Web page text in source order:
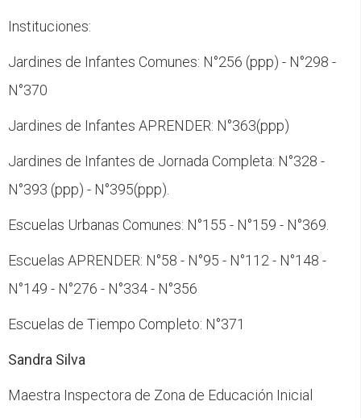
Instituciones:
Jardines de Infantes Comunes: N°256 (ppp) - N°298 -
N°370
Jardines de Infantes APRENDER: N°363(ppp)
Jardines de Infantes de Jornada Completa: N°328 -
N°393 (ppp) - N°395(ppp).
Escuelas Urbanas Comunes: N°155 - N°159 - N°369.
Escuelas APRENDER: N°58 - N°95 - N°112 - N°148 -
N°149 - N°276 - N°334 - N°356
Escuelas de Tiempo Completo: N°371
Sandra Silva
Maestra Inspectora de Zona de Educación Inicial